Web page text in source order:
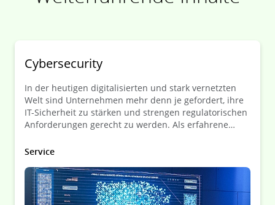
Cybersecurity
In der heutigen digitalisierten und stark vernetzten
Welt sind Unternehmen mehr denn je gefordert, ihre
IT-Sicherheit zu stärken und strengen regulatorischen
Anforderungen gerecht zu werden. Als erfahrene
Herausforderungen zu meistern – mit rechtssicherer
Unterstützung.
Service